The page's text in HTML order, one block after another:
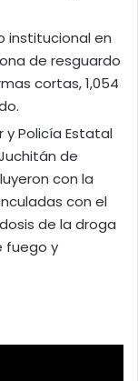
institucional en
de resguardo
cortas, 1,054
y Policía Estatal
de
con la
con el
de la droga
fuego y